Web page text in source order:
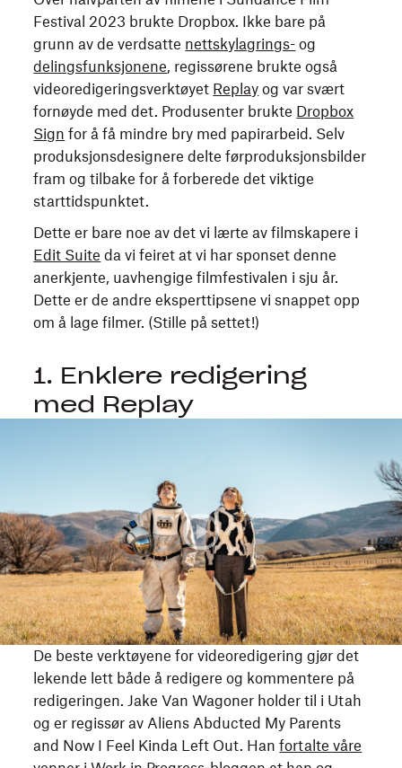
Festival 2023 brukte Dropbox. Ikke bare på
grunn av de verdsatte nettskylagrings- og
delingsfunksjonene, regissørene brukte også
videoredigeringsverktøyet Replay og var svært
fornøyde med det. Produsenter brukte Dropbox
Sign for å få mindre bry med papirarbeid. Selv
produksjonsdesignere delte førproduksjonsbilder
fram og tilbake for å forberede det viktige
starttidspunktet.
Dette er bare noe av det vi lærte av filmskapere i
Edit Suite da vi feiret at vi har sponset denne
anerkjente, uavhengige filmfestivalen i sju år.
Dette er de andre eksperttipsene vi snappet opp
om å lage filmer. (Stille på settet!)
1. Enklere redigering
med Replay
føler
seg
elendig
etter
at
familien
flyttetDe beste verktøyene for videoredigering gjør det
lekende lett både å redigere og kommentere på
redigeringen. Jake Van Wagoner holder til i Utah
og er regissør av Aliens Abducted My Parents
and Now I Feel Kinda Left Out. Hanfortalte våre